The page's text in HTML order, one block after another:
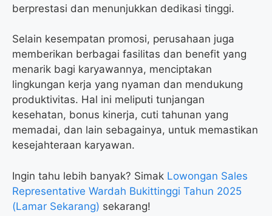
berprestasi dan menunjukkan dedikasi tinggi.
Selain kesempatan promosi, perusahaan juga
memberikan berbagai fasilitas dan benefit yang
menarik bagi karyawannya, menciptakan
lingkungan kerja yang nyaman dan mendukung
produktivitas. Hal ini meliputi tunjangan
kesehatan, bonus kinerja, cuti tahunan yang
memadai, dan lain sebagainya, untuk memastikan
kesejahteraan karyawan.
Ingin tahu lebih banyak? Simak Lowongan Sales
Representative Wardah Bukittinggi Tahun 2025
(Lamar Sekarang) sekarang!